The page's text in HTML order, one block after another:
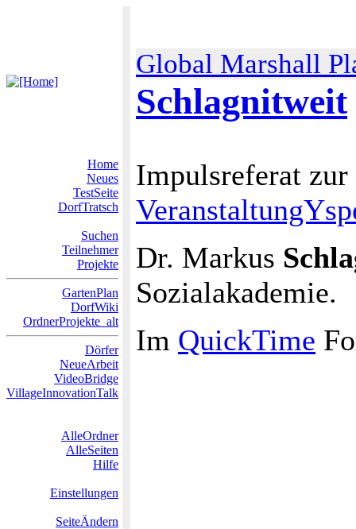
Global Marshall
Schlagnitweit
Home
Neues
TestSeite
DorfTratsch
Suchen
Teilnehmer
Projekte
GartenPlan
DorfWiki
OrdnerProjekte_alt
Dörfer
NeueArbeit
VideoBridge
VillageInnovationTalk
AlleOrdner
AlleSeiten
Hilfe
Einstellungen
SeiteÄndern
Impulsreferat zur
Dr. Markus
Sozialakademie.
Im QuickTime